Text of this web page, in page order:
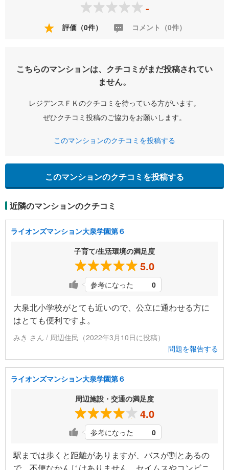
-
評価（0件） コメント（0件）
こちらのマンションは、クチコミがまだ投稿されてい
ません。
レジデンスＦＫのクチコミを待っている方がいます。
ぜひクチコミ投稿のご協力をお願いします。
このマンションのクチコミを投稿する
このマンションのクチコミを投稿する
近隣のマンションのクチコミ
ライオンズマンション大泉学園第６
子育て/生活環境の満足度
5.0
参考になった 0
大泉北小学校がとても近いので、公立に通わせる方に
はとても便利ですよ。
みき さん / 周辺住民（2022年3月10日に投稿）
問題を報告する
ライオンズマンション大泉学園第６
周辺施設・交通の満足度
4.0
参考になった 0
駅までは歩くと距離がありますが、バスが割とあるの